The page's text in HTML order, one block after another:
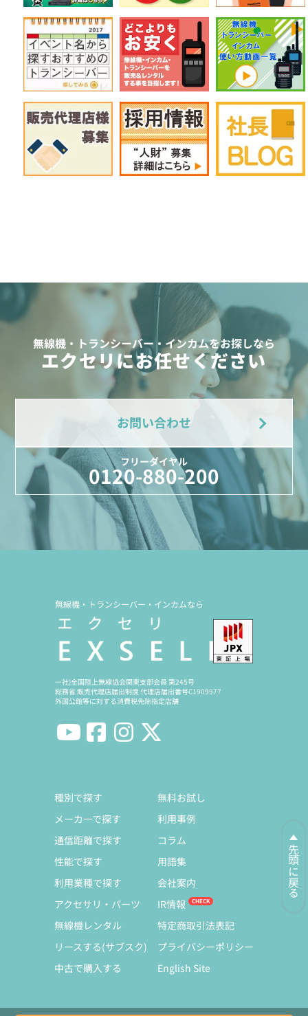
無線機・トランシーバー・インカムをお探しなら
エクセリにお任せください
お問い合わせ
フリーダイヤル
0120-880-200
先頭に戻る
無線機・トランシーバー・インカムなら
一社)全国陸上無線協会関東支部会員 第245号
総務省 販売代理店届出制度 代理店届出番号C1909977
外国公館等に対する消費税免除指定店舗
種別で探す
メーカーで探す
通信距離で探す
性能で探す
利用業種で探す
アクセサリ・パーツ
無線機レンタル
リースする(サブスク)
中古で購入する
無料お試し
利用事例
コラム
用語集
会社案内
IR情報
特定商取引法表記
プライバシーポリシー
English Site